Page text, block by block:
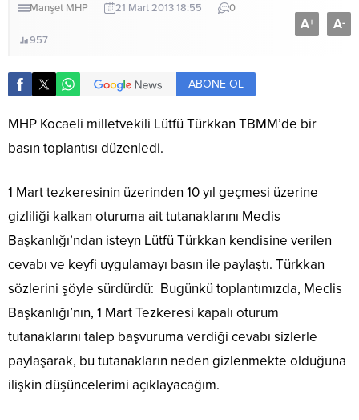
Manşet MHP 21 Mart 2013 18:55 0
957
A+ A-
ABONE OL
MHP Kocaeli milletvekili Lütfü Türkkan TBMM’de bir
basın toplantısı düzenledi.
1 Mart tezkeresinin üzerinden 10 yıl geçmesi üzerine
gizliliği kalkan oturuma ait tutanaklarını Meclis
Başkanlığı’ndan isteyn Lütfü Türkkan kendisine verilen
cevabı ve keyfi uygulamayı basın ile paylaştı. Türkkan
sözlerini şöyle sürdürdü: Bugünkü toplantımızda, Meclis
Başkanlığı’nın, 1 Mart Tezkeresi kapalı oturum
tutanaklarını talep başvuruma verdiği cevabı sizlerle
paylaşarak, bu tutanakların neden gizlenmekte olduğuna
ilişkin düşüncelerimi açıklayacağım.